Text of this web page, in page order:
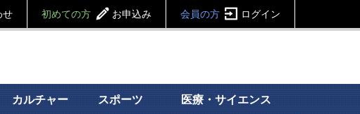
せ 初めての方 お申込み 会員の方 ログイン
カルチャー スポーツ 医療・サイエンス